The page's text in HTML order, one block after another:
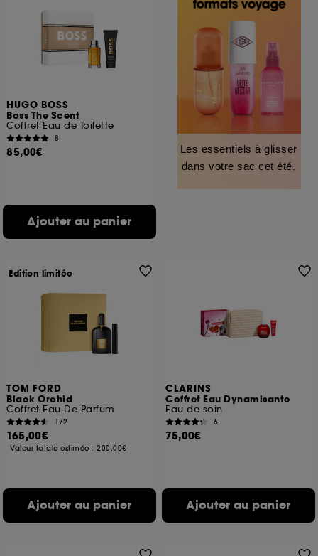
HUGO BOSS
Boss The Scent
Coffret Eau de Toilette
8
85,00€
Ajouter au panier
Les essentiels à glisser
dans votre sac cet été.
TOM FORD
Black Orchid
Coffret Eau De Parfum
172
165,00€
Valeur totale estimée :200,00€
Ajouter au panier
Edition limitée
CLARINS
Coffret Eau Dynamisante
Eau de soin
6
75,00€
Ajouter au panier